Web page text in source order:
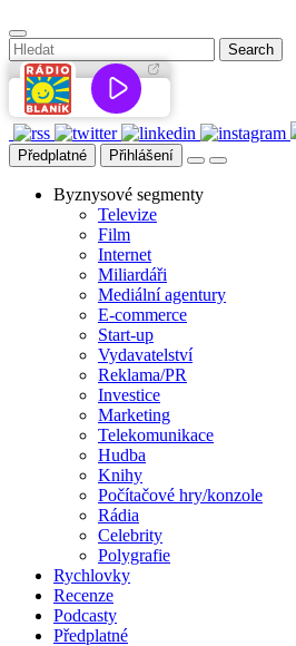
Předplatné Přihlášení
Byznysové segmenty
Televize
Film
Internet
Miliardáři
Mediální agentury
E-commerce
Start-up
Vydavatelství
Reklama/PR
Investice
Marketing
Telekomunikace
Hudba
Knihy
Počítačové hry/konzole
Rádia
Celebrity
Polygrafie
Rychlovky
Recenze
Podcasty
Předplatné